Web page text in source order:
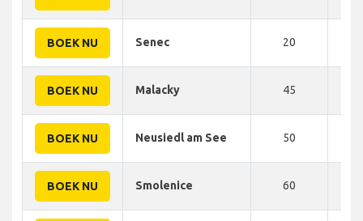
BOEK NU Senec 20
BOEK NU Malacky 45
BOEK NU Neusiedl am See 50
BOEK NU Smolenice 60